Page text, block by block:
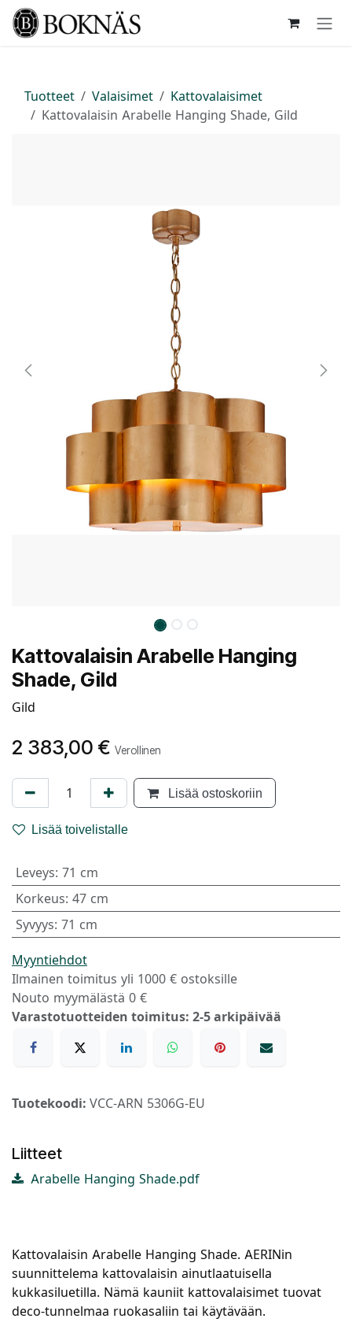
Siirry sisältöön
Tuotteet Valaisimet
Kattovalaisimet
Kattovalaisin Arabelle Hanging Shade, Gild
Kattovalaisin Arabelle Hanging
Shade, Gild
Gild
2 383,00 € Verollinen
Lisää ostoskoriin
Lisää toivelistalle
Leveys: 71 cm
Korkeus: 47 cm
Syvyys: 71 cm
Myyntiehdot
Ilmainen toimitus yli 1000 € ostoksille
Nouto myymälästä 0 €
Varastotuotteiden toimitus: 2-5 arkipäivää
Tuotekoodi: VCC-ARN 5306G-EU
Liitteet
Arabelle Hanging Shade.pdf
Kattovalaisin Arabelle Hanging Shade. AERINin
suunnittelema kattovalaisin ainutlaatuisella
kukkasiluetilla. Nämä kauniit kattovalaisimet tuovat
deco-tunnelmaa ruokasaliin tai käytävään.